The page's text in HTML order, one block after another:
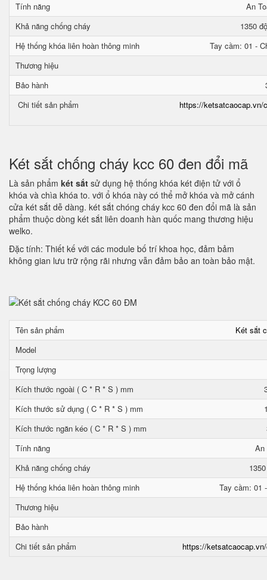
Tính năng
An
Khả năng chống cháy
1350
Hệ thống khóa liên hoàn thông minh
Tay cầm: 01 -
Thương hiệu
Bảo hành
Chi tiết sản phẩm
https://ketsatcaocap.vn/
Két sắt chống cháy kcc 60 đen đổi mã
Là sản phẩm két sắt sử dụng hệ thống khóa két điện tử với ổ
khóa và chìa khóa to. với ổ khóa này có thể mở khóa và mở cánh
cửa két sắt dễ dàng. két sắt chóng cháy kcc 60 đen đổi mã là sản
phẩm thuộc dòng két sắt liên doanh hàn quốc mang thương hiệu
welko.
Đặc tính: Thiết kế với các module bố trí khoa học, đảm bảm
không gian lưu trữ rộng rãi nhưng vẫn đảm bảo an toàn bảo mật.
Tên sản phẩm
Két sắt
Model
Trọng lượng
Kích thước ngoài ( C * R * S ) mm
Kích thước sử dụng ( C * R * S ) mm
Kích thước ngăn kéo ( C * R * S ) mm
Tính năng
An
Khả năng chống cháy
Hệ thống khóa liên hoàn thông minh
Tay cầm: 01
Thương hiệu
Bảo hành
Chi tiết sản phẩm
https://